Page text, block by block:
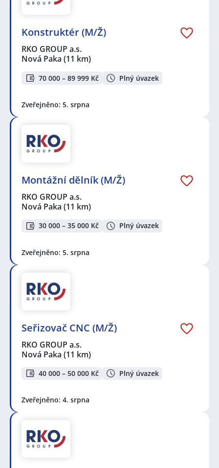
Konstruktér (M/Ž)
RKO GROUP a.s.
Nová Paka (11 km)
70 000 – 89 999 Kč Plný úvazek
Zveřejněno: 5. srpna
Montážní dělník (M/Ž)
RKO GROUP a.s.
Nová Paka (11 km)
30 000 – 35 000 Kč Plný úvazek
Zveřejněno: 5. srpna
Seřizovač CNC (M/Ž)
RKO GROUP a.s.
Nová Paka (11 km)
40 000 – 50 000 Kč Plný úvazek
Zveřejněno: 4. srpna